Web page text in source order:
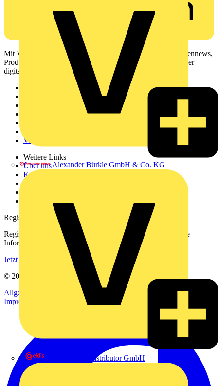
Alexander Bürkle GmbH & Co. KG
eldis electro distributor GmbH
Mit Voltimum erhalten Elektrofachkräfte Zugang zu Branchennews,
Produktinformationen, Schulungen und Tools – alles auf einer
digitalen Plattform und Community.
Voltimum+
Weitere Links
Über uns
Kontakt
voltimum.com
Registrierung
Registrieren Sie sich kostenlos und erhalten Sie stets aktuelle
Informationen aus der Elektroindustrie.
Jetzt registrieren
© 2002-
Voltimum
Allgemeine Geschäftsbedingungen
Datenschutzerklärung
Impressum